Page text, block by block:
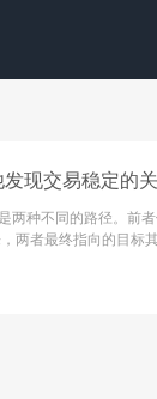
现交易稳定的
两种不同的路径。前
者最终指向的目标